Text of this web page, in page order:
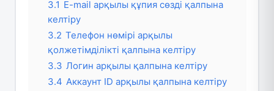
3.1 E-mail арқылы құпия сөзді қалпына
келтіру
3.2 Телефон нөмірі арқылы
қолжетімділікті қалпына келтіру
3.3 Логин арқылы қалпына келтіру
3.4 Аккаунт ID арқылы қалпына келтіру